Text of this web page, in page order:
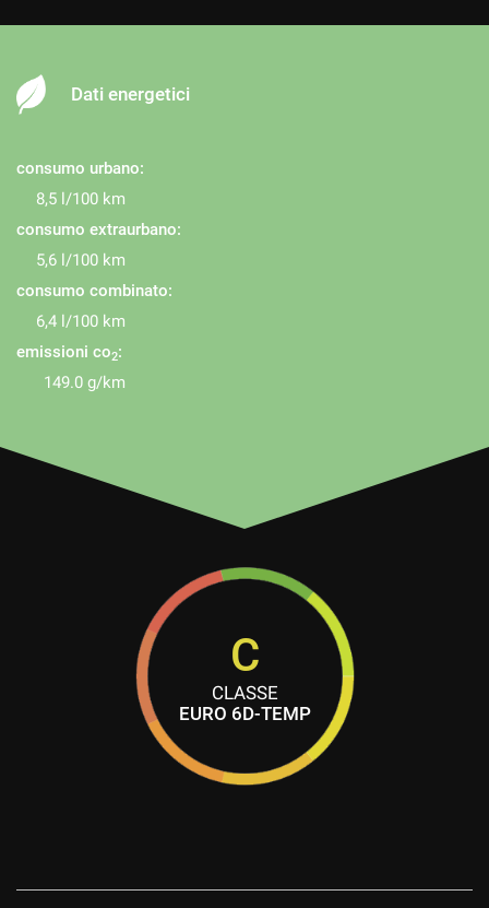
Volante multifunzione
Dati energetici
consumo urbano:
8,5 l/100 km
consumo extraurbano:
5,6 l/100 km
consumo combinato:
6,4 l/100 km
emissioni co2:
149.0 g/km
C
CLASSE
EURO 6D-TEMP